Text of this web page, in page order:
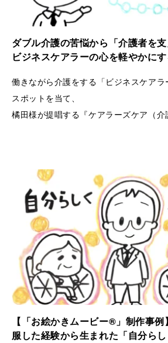
ダブル介護の苦悩から「介護者を支
ビジネスケアラーの心を軽やかに
働きながら介護をする「ビジネスケアラ
スポットを当て、
橘田様が提唱する『ケアラーズケア（
ルーム）』への相談へと温かく背中を
【「お絵かきムービー®」制作事
服した経験から生まれた「自分ら